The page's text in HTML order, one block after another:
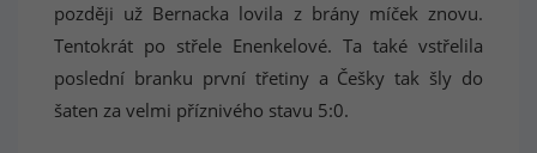
později už Bernacka lovila z brány míček znovu.
Tentokrát po střele Enenkelové. Ta také vstřelila
poslední branku první třetiny a Češky tak šly do
šaten za velmi příznivého stavu 5:0.